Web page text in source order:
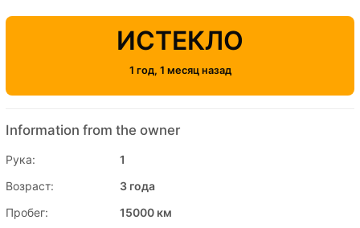
ИСТЕКЛО
1 год, 1 месяц назад
Information from the owner
Рука:
1
Возраст:
3 года
Пробег:
15000 км